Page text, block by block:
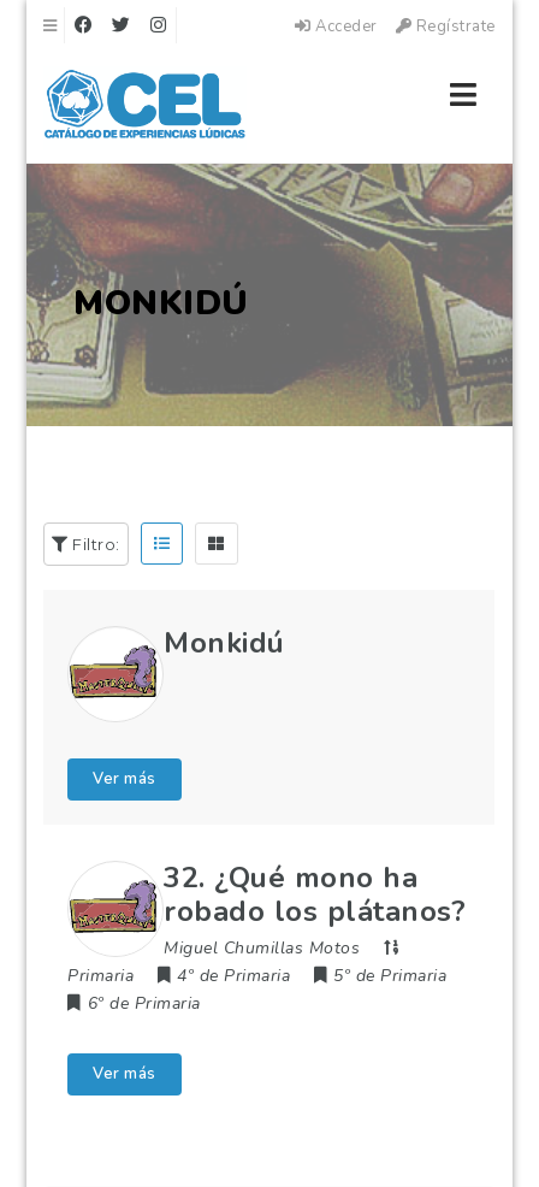
Navegación Acceder Regístrate
MONKIDÚ
Filtro:
Monkidú
Ver más
32. ¿Qué mono ha
robado los plátanos?
Miguel Chumillas Motos
Primaria
4º de Primaria
5º de Primaria
6º de Primaria
Ver más